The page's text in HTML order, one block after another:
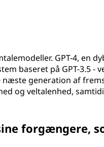
GPT-4, en
baseret på GPT-3.5 -
generation af
og veltalenhed,
forgængere,